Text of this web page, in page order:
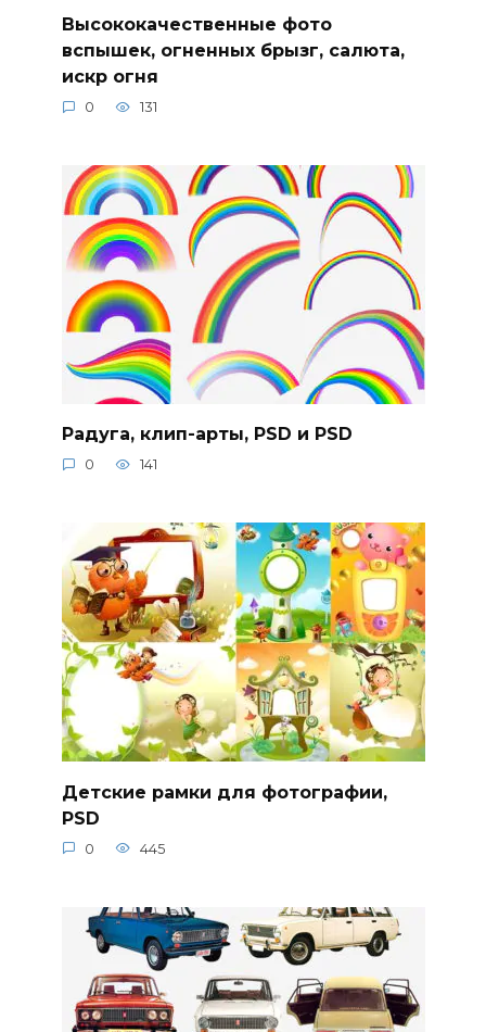
Высококачественные фото
вспышек, огненных брызг, салюта,
искр огня
0 131
Радуга, клип-арты, PSD и PSD
0 141
Детские рамки для фотографии,
PSD
0 445